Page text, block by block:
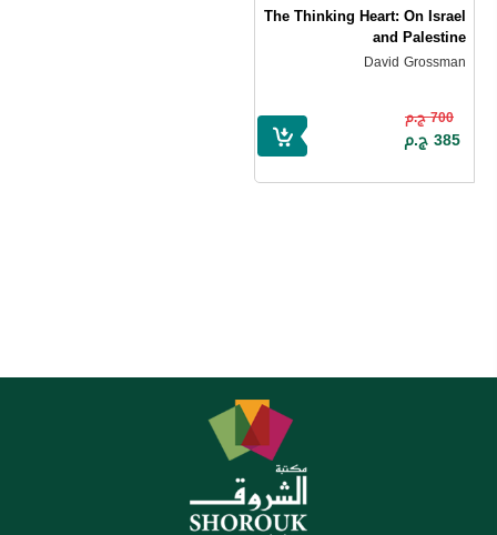
The Thinking Heart: On Israel
and Palestine
David Grossman
700 ج.م
385 ج.م